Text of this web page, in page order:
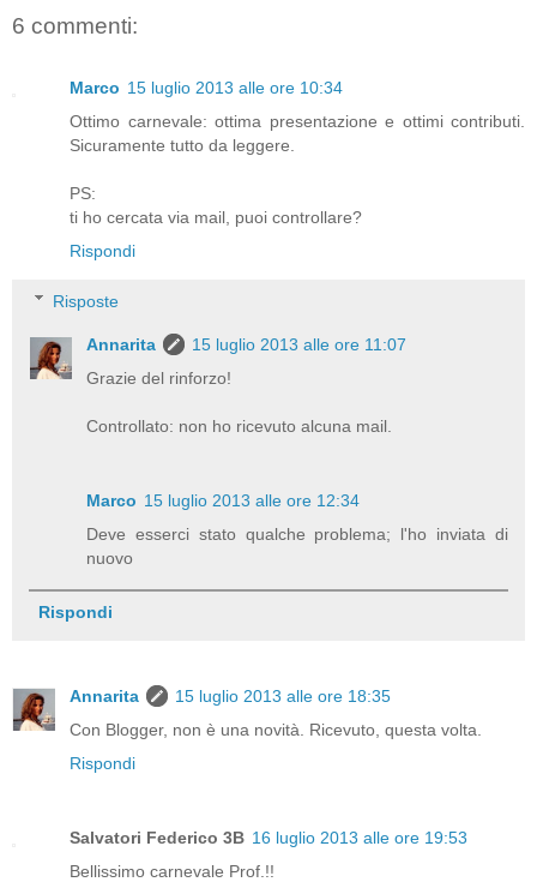
6 commenti:
Marco 15 luglio 2013 alle ore 10:34
Ottimo carnevale: ottima presentazione e ottimi contributi.
Sicuramente tutto da leggere.
PS:
ti ho cercata via mail, puoi controllare?
Rispondi
Risposte
Annarita
15 luglio 2013 alle ore 11:07
Grazie del rinforzo!
Controllato: non ho ricevuto alcuna mail.
Marco 15 luglio 2013 alle ore 12:34
Deve esserci stato qualche problema; l'ho inviata di
nuovo
Rispondi
Annarita
15 luglio 2013 alle ore 18:35
Con Blogger, non è una novità. Ricevuto, questa volta.
Rispondi
Salvatori Federico 3B 16 luglio 2013 alle ore 19:53
Bellissimo carnevale Prof.!!